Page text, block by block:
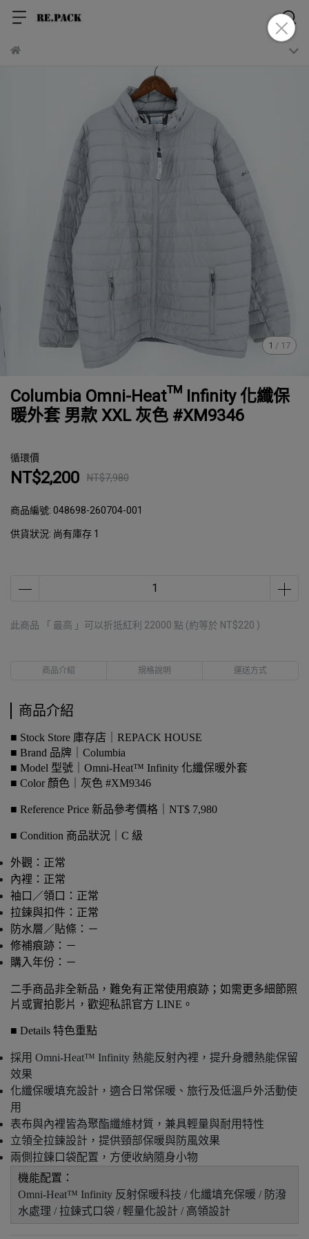
1 / 17
Columbia Omni-Heat™ Infinity 化纖保
暖外套 男款 XXL 灰色 #XM9346
循環價
NT$2,200 NT$7,980
商品編號:048698-260704-001
供貨狀況: 尚有庫存 1
此商品 「 最高 」可以折抵紅利 22000 點 (約等於 NT$220 )
商品介紹 規格說明 運送方式
商品介紹
■ Stock Store 庫存店｜REPACK HOUSE
■ Brand 品牌｜Columbia
■ Model 型號｜Omni-Heat™ Infinity 化纖保暖外套
■ Color 顏色｜灰色 #XM9346
■ Reference Price 新品參考價格｜NT$ 7,980
■ Condition 商品狀況｜C 級
外觀：正常
內裡：正常
袖口／領口：正常
拉鍊與扣件：正常
防水層／貼條：－
修補痕跡：－
購入年份：－
二手商品非全新品，難免有正常使用痕跡；如需更多細節照
片或實拍影片，歡迎私訊官方 LINE。
■ Details 特色重點
採用 Omni-Heat™ Infinity 熱能反射內裡，提升身體熱能保留
效果
化纖保暖填充設計，適合日常保暖、旅行及低溫戶外活動使
用
表布與內裡皆為聚酯纖維材質，兼具輕量與耐用特性
立領全拉鍊設計，提供頸部保暖與防風效果
兩側拉鍊口袋配置，方便收納隨身小物
機能配置：
Omni-Heat™ Infinity 反射保暖科技 / 化纖填充保暖 / 防潑
水處理 / 拉鍊式口袋 / 輕量化設計 / 高領設計